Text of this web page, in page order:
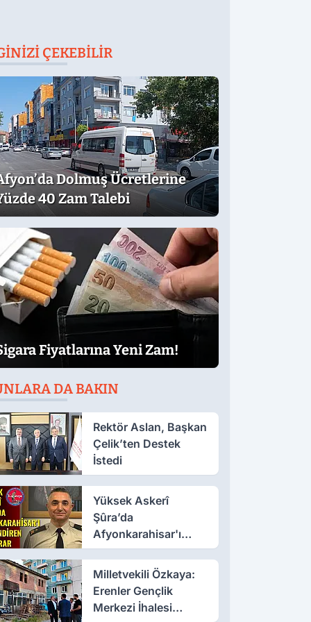
ÇEKEBILIR
Dolmuş Ücretlerine
40 Zam Talebi
Fiyatlarına Yeni Zam!
DA BAKIN
Rektör Aslan, Başkan
Çelik’ten Destek
İstedi
Yüksek Askerî
Şûra’da
Afyonkarahisar'ı
İlgilendiren İki Karar
Milletvekili Özkaya:
Erenler Gençlik
Merkezi İhalesi